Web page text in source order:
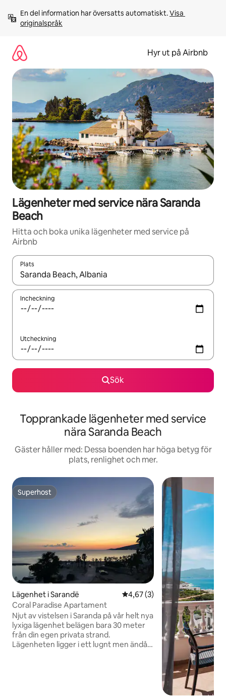
innehåll
En del information har översatts automatiskt. Visa
originalspråk
Hyr ut på Airbnb
Lägenheter med service nära Saranda
Beach
Hitta och boka unika lägenheter med service på
Airbnb
Plats
När resultaten är tillgängliga kan du navigera med upp- och
Incheckning
Utcheckning
Sök
Topprankade lägenheter med service
nära Saranda Beach
Gäster håller med: Dessa boenden har höga betyg för
plats, renlighet och mer.
Superhost
Superhost
Lägenhet i Sarandë 4,67 av 5 i genomsnittligt
4,67 (3)
Coral Paradise Apartament
Njut av vistelsen i Saranda på vår helt nya
lyxiga lägenhet belägen bara 30 meter
från din egen privata strand.
Lägenheten ligger i ett lugnt men ändå